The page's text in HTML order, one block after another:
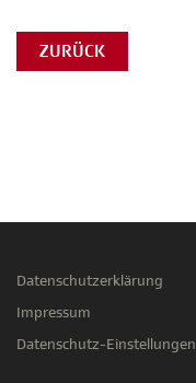
ZURÜCK
Datenschutzerklärung
Impressum
Datenschutz-Einstellungen